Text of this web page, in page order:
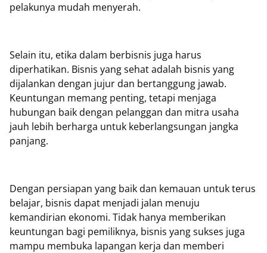
pelakunya mudah menyerah.
Selain itu, etika dalam berbisnis juga harus
diperhatikan. Bisnis yang sehat adalah bisnis yang
dijalankan dengan jujur dan bertanggung jawab.
Keuntungan memang penting, tetapi menjaga
hubungan baik dengan pelanggan dan mitra usaha
jauh lebih berharga untuk keberlangsungan jangka
panjang.
Dengan persiapan yang baik dan kemauan untuk terus
belajar, bisnis dapat menjadi jalan menuju
kemandirian ekonomi. Tidak hanya memberikan
keuntungan bagi pemiliknya, bisnis yang sukses juga
mampu membuka lapangan kerja dan memberi